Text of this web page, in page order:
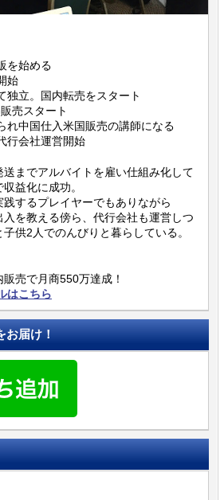
を始める
始
立。国内転売をスタート
売スタート
中国仕入米国販売の講師になる
会社運営開始
までアルバイトを雇い仕組み化して
益化に成功。
するプレイヤーでもありながら
を教える傍ら、代行会社も運営しつ
供2人でのんびりと暮らしている。
売で月商550万達成！
はこちら
お届け！